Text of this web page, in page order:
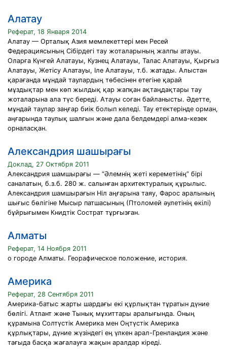
Алатау
Реферат, 18 Января 2014
Алатау — Орталық Азия мемлекеттері мен Ресей
Федерациясының Сібірдегі тау жоталарының жалпы атауы.
Оларға Күнгей Алатауы, Кузнец Алатауы, Талас Алатауы, Қырғыз
Алатауы, Жетісу Алатауы, Iле Алатауы, т.б. жатады. Алыстан
қарағанда мұндай таулардың төбесінен етегіне қарай
мұздықтар мен көп жылдық қар жапқан ақтаңдақтары тау
жоталарына ала түс береді. Атауы соған байланысты. Әдетте,
мұндай таулар заңғар биік болып келеді. Тау етектерінде орман,
аңғарында таулық шалғын және дала белдемдері алма-кезек
орналасқан.
Александрия шашырағы
Доклад, 27 Октября 2011
Александрия шамшырағы — “Әлемнің жеті кереметінің” бірі
саналатын, б.з.б. 280 ж. салынған архитектуралық құрылыс.
Александрия шамшырағын Ніл аңғарына таяу, Фарос аралының
шығыс бөлігіне Мысыр патшасының (Птоломей әулетінің өкілі)
бұйрығымен Книдтік Сострат тұрғызған.
Алматы
Реферат, 14 Ноября 2011
о городе Алматы. Георафическое положение, история.
Америка
Реферат, 28 Сентября 2011
Америка-батыс жарты шардағы екі құрлықтан тұратын дүние
бөлігі. Атлант және Тынық мұхиттары аралығында. Оның
құрамына Солтүстік Америка мен Оңтүстік Америка
құрлықтары, дүние жүзіндегі ең үлкен арал-Гренландия және
тағыда басқа жағалауға жақын аралдар кіреді.